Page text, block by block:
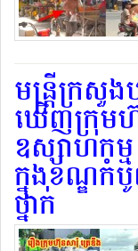
មន្ត្រីក្រសួ
ឃើញក្រុម
ឧស្សាហក
ក្នុងខណ្ឌកំ
ថ្នាក់